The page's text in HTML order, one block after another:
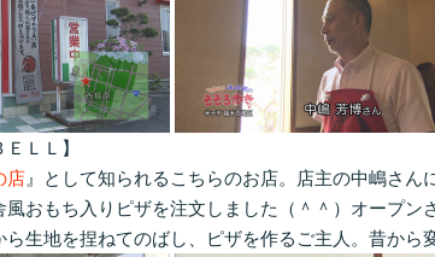
ＬＬ】
店 』として知られるこちらのお店。店主の中嶋さん
風おもち入りピザを注文しました（＾＾）オープン
生地を捏ねてのばし、ピザを作るご主人。昔から